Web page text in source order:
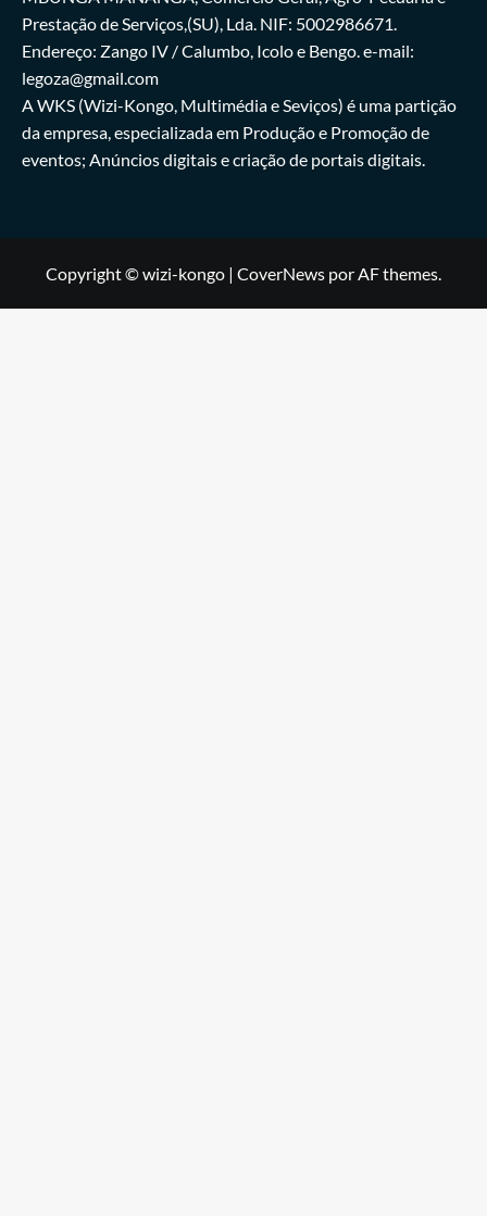
Prestação de Serviços,(SU), Lda. NIF: 5002986671.
Endereço: Zango IV / Calumbo, Icolo e Bengo. e-mail:
legoza@gmail.com
A WKS (Wizi-Kongo, Multimédia e Seviços) é uma partição
da empresa, especializada em Produção e Promoção de
eventos; Anúncios digitais e criação de portais digitais.
Copyright © wizi-kongo | CoverNews por AF themes.